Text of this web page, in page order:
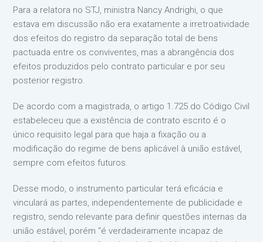
Para a relatora no STJ, ministra Nancy Andrighi, o que
estava em discussão não era exatamente a irretroatividade
dos efeitos do registro da separação total de bens
pactuada entre os conviventes, mas a abrangência dos
efeitos produzidos pelo contrato particular e por seu
posterior registro.
De acordo com a magistrada, o artigo 1.725 do Código Civil
estabeleceu que a existência de contrato escrito é o
único requisito legal para que haja a fixação ou a
modificação do regime de bens aplicável à união estável,
sempre com efeitos futuros.
Desse modo, o instrumento particular terá eficácia e
vinculará as partes, independentemente de publicidade e
registro, sendo relevante para definir questões internas da
união estável, porém “é verdadeiramente incapaz de